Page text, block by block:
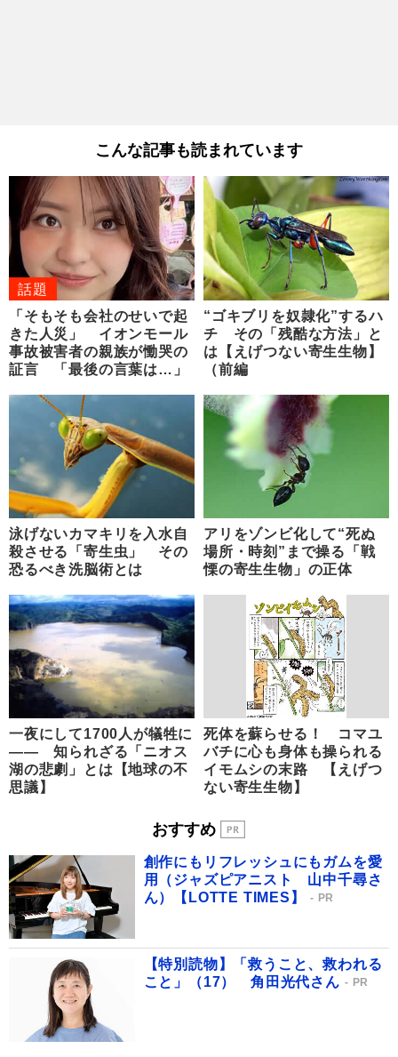
こんな記事も読まれています
話題
「そもそも会社のせいで起
きた人災」 イオンモール
事故被害者の親族が慟哭の
証言 「最後の言葉は…」
“ゴキブリを奴隷化”するハ
チ その「残酷な方法」と
は【えげつない寄生生物】
（前編
泳げないカマキリを入水自
殺させる「寄生虫」 その
恐るべき洗脳術とは
アリをゾンビ化して“死ぬ
場所・時刻”まで操る「戦
慄の寄生生物」の正体
一夜にして1700人が犠牲に
―― 知られざる「ニオス
湖の悲劇」とは【地球の不
思議】
死体を蘇らせる！ コマユ
バチに心も身体も操られる
イモムシの末路 【えげつ
ない寄生生物】
おすすめ
創作にもリフレッシュにもガムを愛
用（ジャズピアニスト 山中千尋さ
ん）【LOTTE TIMES】
PR
【特別読物】「救うこと、救われる
こと」（17） 角田光代さん
PR